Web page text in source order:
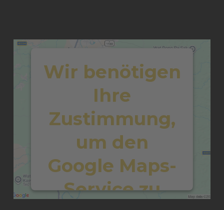
Wir benötigen
Ihre
Zustimmung,
um den
Google Maps-
Service zu